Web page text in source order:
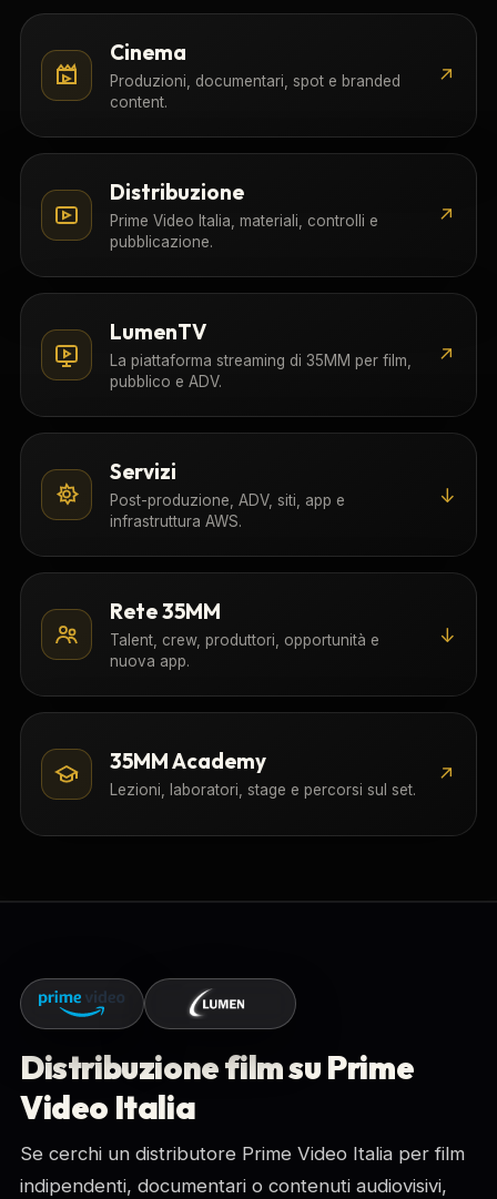
Cinema
Produzioni, documentari, spot e branded
content.
↗
Distribuzione
Prime Video Italia, materiali, controlli e
pubblicazione.
↗
LumenTV
La piattaforma streaming di 35MM per film,
pubblico e ADV.
↗
Servizi
Post-produzione, ADV, siti, app e
infrastruttura AWS.
↓
Rete 35MM
Talent, crew, produttori, opportunità e
nuova app.
↓
35MM Academy
Lezioni, laboratori, stage e percorsi sul set.
↗
Distribuzione film su Prime
Video Italia
Se cerchi un distributore Prime Video Italia per film
indipendenti, documentari o contenuti audiovisivi,